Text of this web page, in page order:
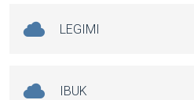
LEGIMI
IBUK